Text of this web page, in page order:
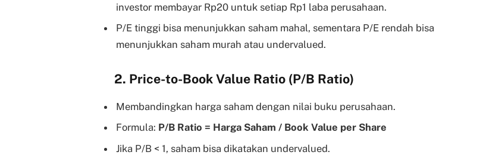
investor membayar Rp20 untuk setiap Rp1 laba perusahaan.
P/E tinggi bisa menunjukkan saham mahal, sementara P/E rendah bisa
menunjukkan saham murah atau undervalued.
2. Price-to-Book Value Ratio (P/B Ratio)
Membandingkan harga saham dengan nilai buku perusahaan.
Formula: P/B Ratio = Harga Saham / Book Value per Share
Jika P/B < 1, saham bisa dikatakan undervalued.